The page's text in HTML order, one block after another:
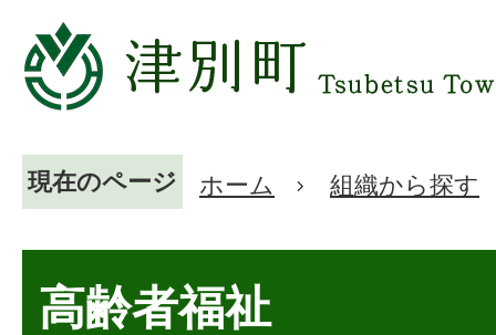
現在のページ ホーム 組織から探す
高齢者福祉